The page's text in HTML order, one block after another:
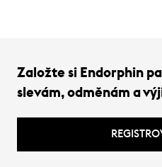
Založte si Endorphin
slevám, odměnám a